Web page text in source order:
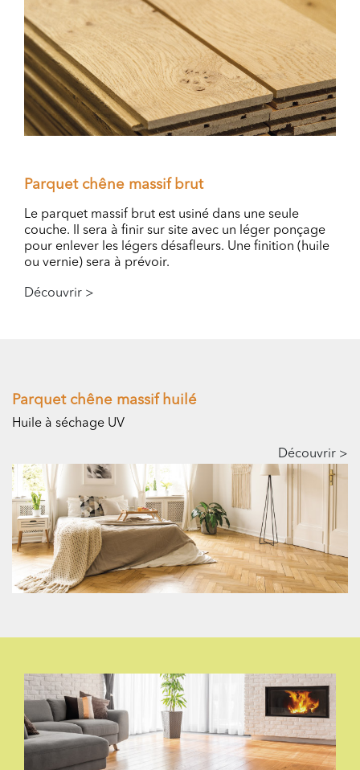
Parquet chêne massif brut
Le parquet massif brut est usiné dans une seule
couche. Il sera à finir sur site avec un léger ponçage
pour enlever les légers désafleurs. Une finition (huile
ou vernie) sera à prévoir.
Découvrir >
Parquet chêne massif huilé
Huile à séchage UV
Découvrir >